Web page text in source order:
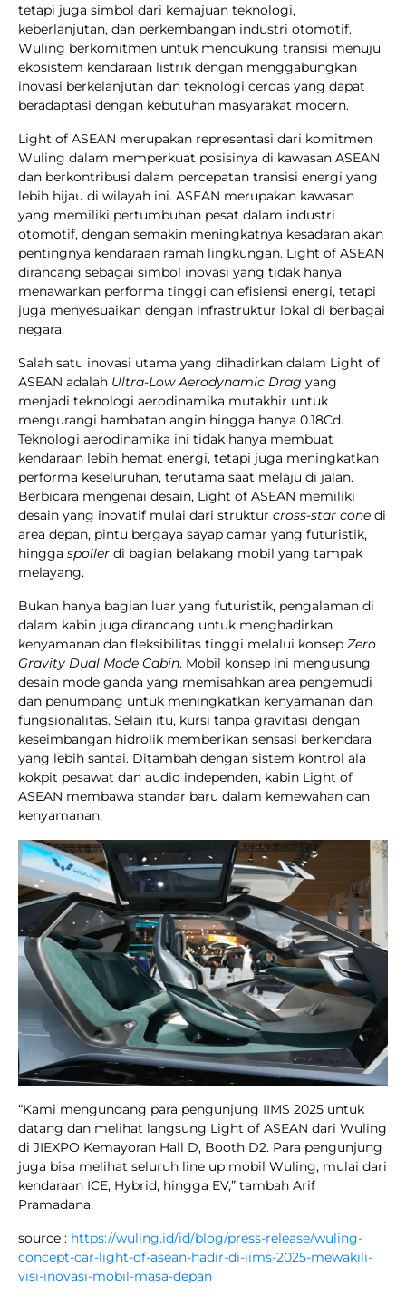
tetapi juga simbol dari kemajuan teknologi,
keberlanjutan, dan perkembangan industri otomotif.
Wuling berkomitmen untuk mendukung transisi menuju
ekosistem kendaraan listrik dengan menggabungkan
inovasi berkelanjutan dan teknologi cerdas yang dapat
beradaptasi dengan kebutuhan masyarakat modern.
Light of ASEAN merupakan representasi dari komitmen
Wuling dalam memperkuat posisinya di kawasan ASEAN
dan berkontribusi dalam percepatan transisi energi yang
lebih hijau di wilayah ini. ASEAN merupakan kawasan
yang memiliki pertumbuhan pesat dalam industri
otomotif, dengan semakin meningkatnya kesadaran akan
pentingnya kendaraan ramah lingkungan. Light of ASEAN
dirancang sebagai simbol inovasi yang tidak hanya
menawarkan performa tinggi dan efisiensi energi, tetapi
juga menyesuaikan dengan infrastruktur lokal di berbagai
negara.
Salah satu inovasi utama yang dihadirkan dalam Light of
ASEAN adalah Ultra-Low Aerodynamic Drag yang
menjadi teknologi aerodinamika mutakhir untuk
mengurangi hambatan angin hingga hanya 0.18Cd.
Teknologi aerodinamika ini tidak hanya membuat
kendaraan lebih hemat energi, tetapi juga meningkatkan
performa keseluruhan, terutama saat melaju di jalan.
Berbicara mengenai desain, Light of ASEAN memiliki
desain yang inovatif mulai dari struktur cross-star cone di
area depan, pintu bergaya sayap camar yang futuristik,
hingga spoiler di bagian belakang mobil yang tampak
melayang.
Bukan hanya bagian luar yang futuristik, pengalaman di
dalam kabin juga dirancang untuk menghadirkan
kenyamanan dan fleksibilitas tinggi melalui konsep Zero
Gravity Dual Mode Cabin. Mobil konsep ini mengusung
desain mode ganda yang memisahkan area pengemudi
dan penumpang untuk meningkatkan kenyamanan dan
fungsionalitas. Selain itu, kursi tanpa gravitasi dengan
keseimbangan hidrolik memberikan sensasi berkendara
yang lebih santai. Ditambah dengan sistem kontrol ala
kokpit pesawat dan audio independen, kabin Light of
ASEAN membawa standar baru dalam kemewahan dan
kenyamanan.
“Kami mengundang para pengunjung IIMS 2025 untuk
datang dan melihat langsung Light of ASEAN dari Wuling
di JIEXPO Kemayoran Hall D, Booth D2. Para pengunjung
juga bisa melihat seluruh line up mobil Wuling, mulai dari
kendaraan ICE, Hybrid, hingga EV,” tambah Arif
Pramadana.
source : https://wuling.id/id/blog/press-release/wuling-
concept-car-light-of-asean-hadir-di-iims-2025-mewakili-
visi-inovasi-mobil-masa-depan